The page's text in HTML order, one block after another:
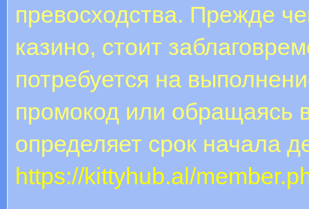
превосходства. Прежде
казино, стоит
потребуется на
промокод или обращаясь
определяет срок начала
https://kittyhub.al/